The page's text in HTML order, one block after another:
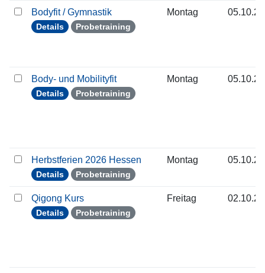
Bodyfit / Gymnastik
Details Probetraining
Montag
Body- und Mobilityfit
Details Probetraining
Montag
Herbstferien 2026 Hessen
Details Probetraining
Montag
Qigong Kurs
Details Probetraining
Freitag